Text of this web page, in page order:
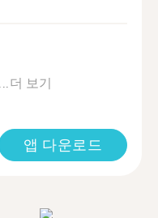
더 보기
앱 다운로드